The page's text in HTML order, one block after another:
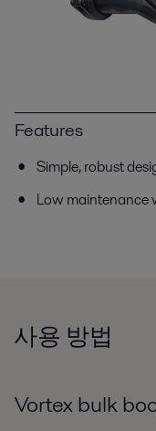
Features
Simple, robust
Low maintenance
사용 방법
Vortex bulk